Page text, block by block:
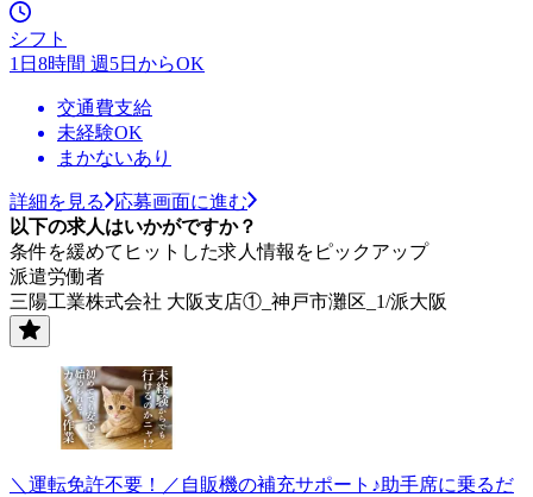
シフト
1日8時間 週5日からOK
交通費支給
未経験OK
まかないあり
詳細を見る
応募画面に進む
以下の求人はいかがですか？
条件を緩めてヒットした求人情報をピックアップ
派遣労働者
三陽工業株式会社 大阪支店①_神戸市灘区_1/派大阪
＼運転免許不要！／自販機の補充サポート♪助手席に乗るだ